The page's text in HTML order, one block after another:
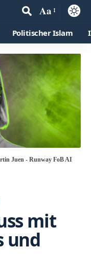
Aa
Politischer Islam
Juen - Runway FoB AI
mit
und